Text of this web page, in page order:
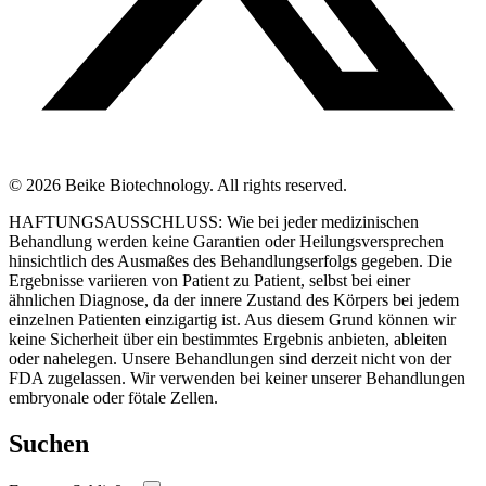
© 2026 Beike Biotechnology. All rights reserved.
HAFTUNGSAUSSCHLUSS: Wie bei jeder medizinischen
Behandlung werden keine Garantien oder Heilungsversprechen
hinsichtlich des Ausmaßes des Behandlungserfolgs gegeben. Die
Ergebnisse variieren von Patient zu Patient, selbst bei einer
ähnlichen Diagnose, da der innere Zustand des Körpers bei jedem
einzelnen Patienten einzigartig ist. Aus diesem Grund können wir
keine Sicherheit über ein bestimmtes Ergebnis anbieten, ableiten
oder nahelegen. Unsere Behandlungen sind derzeit nicht von der
FDA zugelassen. Wir verwenden bei keiner unserer Behandlungen
embryonale oder fötale Zellen.
Suchen